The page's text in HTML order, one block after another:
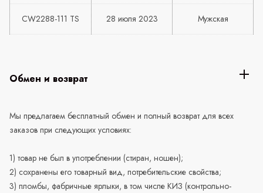
CW2288-111 TS 28 июля 2023 Мужская
Обмен и возврат
Мы предлагаем бесплатный обмен и полный возврат для всех
заказов при следующих условиях:
1) товар не был в употреблении (стиран, ношен);
2) сохранены его товарный вид, потребительские свойства;
3) пломбы, фабричные ярлыки, в том числе КИЗ (контрольно-